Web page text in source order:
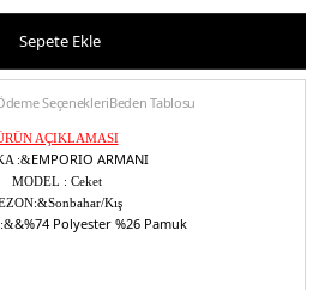
Sepete Ekle
SeçenekleriBeden Tablosu
AÇIKLAMASI
:&EMPORIO ARMANI
MODEL : Ceket
&Sonbahar/Kış
&%74 Polyester %26 Pamuk